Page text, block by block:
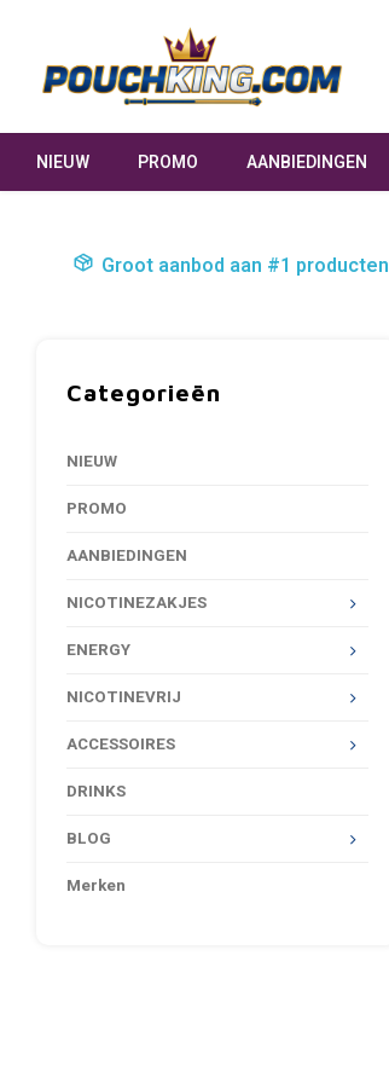
NIEUW PROMO AANBIEDINGEN
Groot aanbod aan #1 producten
Categorieën
NIEUW
PROMO
AANBIEDINGEN
NICOTINEZAKJES
ENERGY
NICOTINEVRIJ
ACCESSOIRES
DRINKS
BLOG
Merken